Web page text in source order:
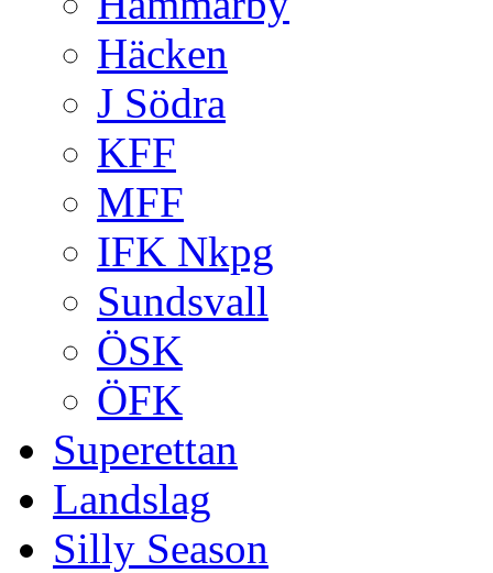
Häcken
J Södra
KFF
MFF
IFK Nkpg
Sundsvall
ÖSK
ÖFK
Superettan
Landslag
Silly Season